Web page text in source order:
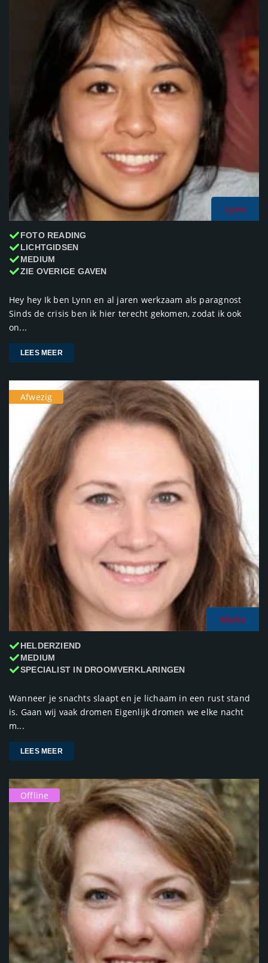
Lynn
FOTO READING
LICHTGIDSEN
MEDIUM
ZIE OVERIGE GAVEN
Hey hey Ik ben Lynn en al jaren werkzaam als paragnost
Sinds de crisis ben ik hier terecht gekomen, zodat ik ook
on...
LEES MEER
Afwezig
Mieke
HELDERZIEND
MEDIUM
SPECIALIST IN DROOMVERKLARINGEN
Wanneer je snachts slaapt en je lichaam in een rust stand
is. Gaan wij vaak dromen Eigenlijk dromen we elke nacht
m...
LEES MEER
Offline